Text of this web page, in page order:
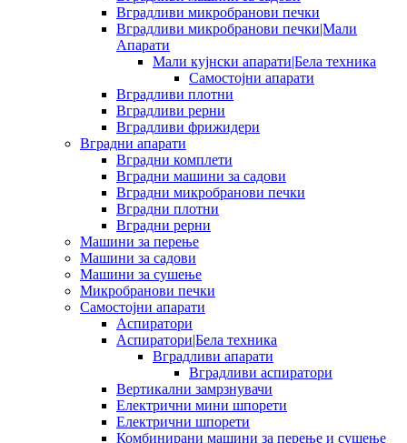
Вградливи микробранови печки
Вградливи микробранови печки|Мали
Апарати
Мали кујнски апарати|Бела техника
Самостојни апарати
Вградливи плотни
Вградливи рерни
Вградливи фрижидери
Вградни апарати
Вградни комплети
Вградни машини за садови
Вградни микробранови печки
Вградни плотни
Вградни рерни
Машини за перење
Машини за садови
Машини за сушење
Микробранови печки
Самостојни апарати
Аспиратори
Аспиратори|Бела техника
Вградливи апарати
Вградливи аспиратори
Вертикални замрзнувачи
Електрични мини шпорети
Електрични шпорети
Комбинирани машини за перење и сушење